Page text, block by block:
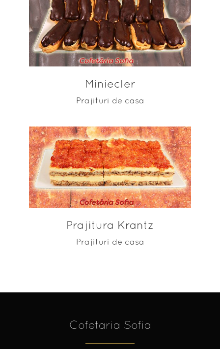
ADAUGĂ ÎN COȘ
Miniecler
Prajituri de casa
ADAUGĂ ÎN COȘ
Prajitura Krantz
Prajituri de casa
Cofetaria Sofia